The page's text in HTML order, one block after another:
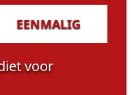
EENMALIG
voor